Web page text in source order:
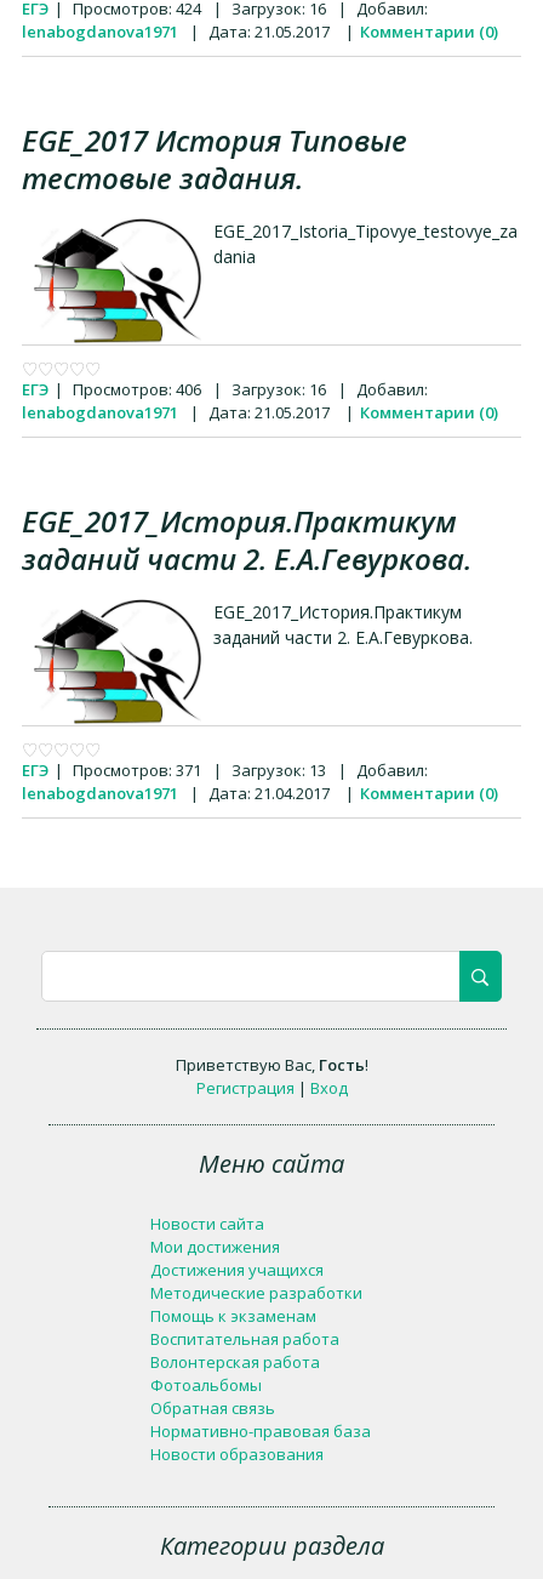
ЕГЭ | Просмотров: 424 | Загрузок: 16 |
Добавил:
lenabogdanova1971
| Дата: 21.05.2017 | Комментарии (0)
EGE_2017 История Типовые
тестовые задания.
EGE_2017_Istoria_Tipovye_testovye_za
dania
ЕГЭ | Просмотров: 406 | Загрузок: 16 |
Добавил:
lenabogdanova1971
| Дата: 21.05.2017 | Комментарии (0)
EGE_2017_История.Практикум
заданий части 2. Е.А.Гевуркова.
EGE_2017_История.Практикум
заданий части 2. Е.А.Гевуркова.
ЕГЭ | Просмотров: 371 | Загрузок: 13 |
Добавил:
lenabogdanova1971
| Дата: 21.04.2017 | Комментарии (0)
Приветствую Вас, Гость!
Регистрация | Вход
Меню сайта
Новости сайта
Мои достижения
Достижения учащихся
Методические разработки
Помощь к экзаменам
Воспитательная работа
Волонтерская работа
Фотоальбомы
Обратная связь
Нормативно-правовая база
Новости образования
Категории раздела